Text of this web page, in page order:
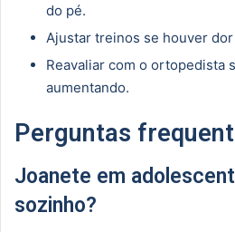
do pé.
Ajustar treinos se houver
Reavaliar com o ortopedista
aumentando.
Perguntas
Joanete em
sozinho?